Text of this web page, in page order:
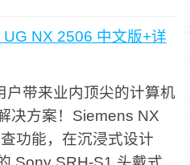
NX 2506 中文版+详
户带来业内顶尖的计算机
决方案！Siemens NX
功能，在沉浸式设计